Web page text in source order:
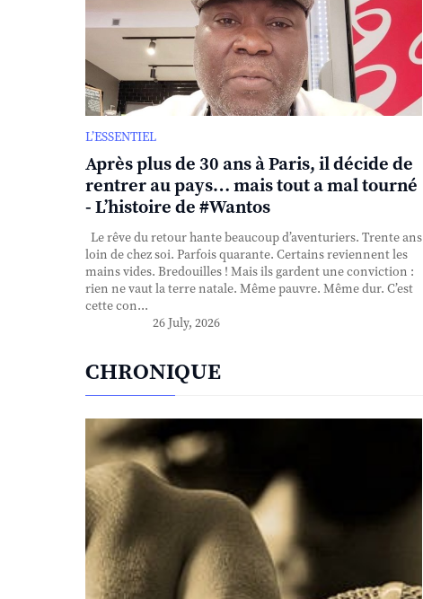
L’ESSENTIEL
Après plus de 30 ans à Paris, il décide de
rentrer au pays… mais tout a mal tourné
- L’histoire de #Wantos
Le rêve du retour hante beaucoup d’aventuriers. Trente ans
loin de chez soi. Parfois quarante. Certains reviennent les
mains vides. Bredouilles ! Mais ils gardent une conviction :
rien ne vaut la terre natale. Même pauvre. Même dur. C’est
cette con...
26 July, 2026
CHRONIQUE